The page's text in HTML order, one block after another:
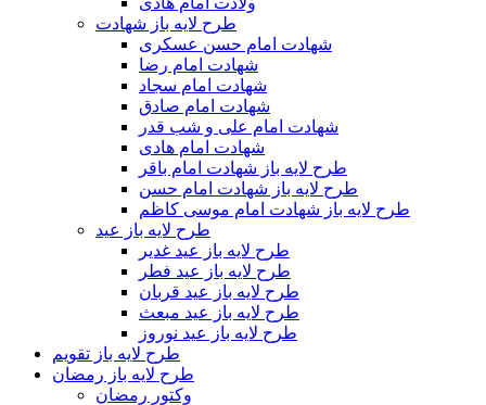
طرح لایه باز شهادت
شهادت امام حسن عسکری
شهادت امام رضا
شهادت امام سجاد
شهادت امام صادق
شهادت امام علی و شب قدر
شهادت امام هادی
طرح لایه باز شهادت امام باقر
طرح لایه باز شهادت امام حسن
طرح لایه باز شهادت امام موسی کاظم
طرح لایه باز عید
طرح لایه باز عید غدیر
طرح لایه باز عید فطر
طرح لایه باز عید قربان
طرح لایه باز عید مبعث
طرح لایه باز عید نوروز
طرح لایه باز تقویم
طرح لایه باز رمضان
وکتور رمضان